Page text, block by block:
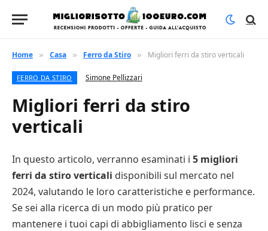
Home » Casa » Ferro da Stiro » Migliori ferri da stiro verticali
FERRO DA STIRO Simone Pellizzari
Migliori ferri da stiro
verticali
In questo articolo, verranno esaminati i 5 migliori
ferri da stiro verticali disponibili sul mercato nel
2024, valutando le loro caratteristiche e performance.
Se sei alla ricerca di un modo più pratico per
mantenere i tuoi capi di abbigliamento lisci e senza